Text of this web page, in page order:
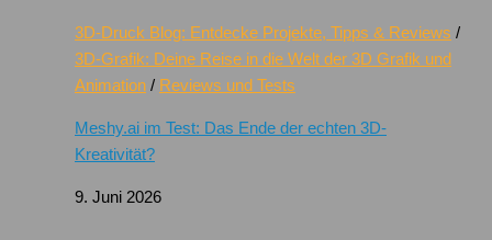
3D-Druck Blog: Entdecke Projekte, Tipps & Reviews /
3D-Grafik: Deine Reise in die Welt der 3D Grafik und
Animation / Reviews und Tests
Meshy.ai im Test: Das Ende der echten 3D-
Kreativität?
9. Juni 2026